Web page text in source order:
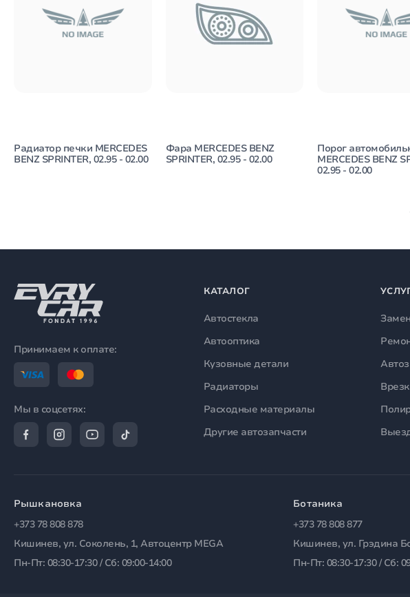
Радиатор печки MERCEDES
BENZ SPRINTER, 02.95 - 02.00
Фара MERCEDES BENZ
SPRINTER, 02.95 - 02.00
Порог
MERCEDES BENZ
02.95 - 02.00
Принимаем к оплате:
Мы в соцсетях:
КАТАЛОГ
Автостекла
Автооптика
Кузовные детали
Радиаторы
Расходные материалы
Другие автозапчасти
Рышкановка
+373 78 808 878
Кишинев, ул. Соколень, 1, Автоцентр MEGA
Пн-Пт: 08:30-17:30 / Сб: 09:00-14:00
Ботаника
+373 78 808 877
Кишинев, ул. Грэдина
Пн-Пт: 08:30-17:30 / Сб: